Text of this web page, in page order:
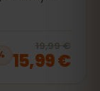
19,99 €
15,99 €